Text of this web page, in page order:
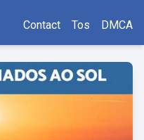
Contact Tos DMCA